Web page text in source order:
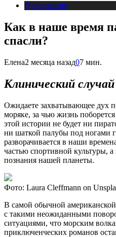
Публикации
Как в наше время
спасли?
Елена2 месяца назад07 мин.
Клинический случай
Ожидаете захватывающее дух
моряке, за чью жизнь
этой истории не будет ни
ни шаткой палубы под ногами
разворачивается в наши
частью спортивной культуры,
познания нашей планеты.
Фото: Laura Cleffmann on
В самой обычной
с такими неожиданными
ситуациями, что морским
приключенческих романов